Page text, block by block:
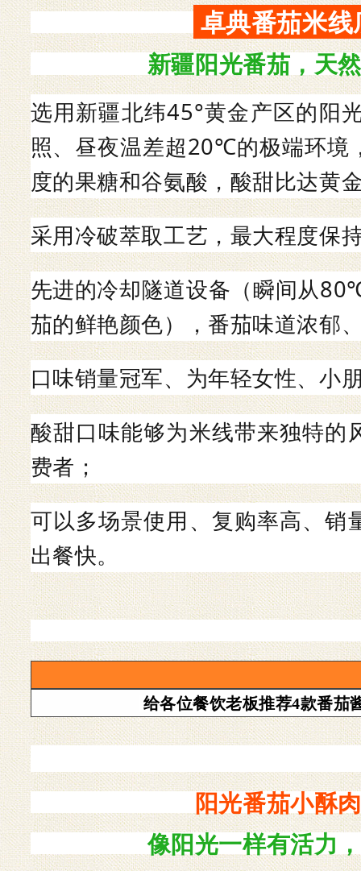
卓典番茄米
新疆阳光番茄，天
选用新疆北纬45°黄金产区的阳
照、昼夜温差超20℃的极端环境
度的果糖和谷氨酸 ，酸甜比达黄
采用冷破萃取工艺，最大程度保
先进的冷却隧道设备（瞬间从
茄的鲜艳颜色），番茄味道浓郁
口味销量冠军、为年轻女性、小
酸甜口味能够为米线带来独特的
费者；
可以多场景使用、 复购率高、销
出餐快。
给各位餐饮老板推荐4款番茄
阳光番茄小酥
像阳光一样有活力